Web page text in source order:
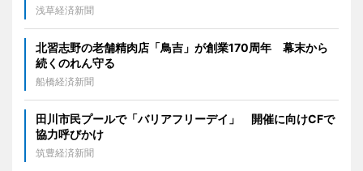
浅草経済新聞
北習志野の老舗精肉店「鳥吉」が創業170周年 幕末から
続くのれん守る
船橋経済新聞
田川市民プールで「バリアフリーデイ」 開催に向けCFで
協力呼びかけ
筑豊経済新聞